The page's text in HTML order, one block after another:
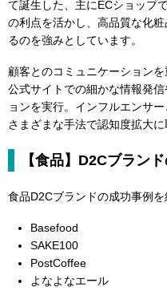
て誕生した、主にECショップ
の利点を活かし、高品質な化
るのを強みとしています。
顧客とのコミュニケーション
公式サイトでの細かな情報発
ョンを実行。インフルエンサ
さまざまな手法で認知度拡大に
【食品】D2Cブラン
食品D2Cブランドの成功事例を
Basefood
SAKE100
PostCoffee
よなよなエール